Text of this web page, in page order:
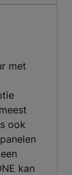
met
ook
kan